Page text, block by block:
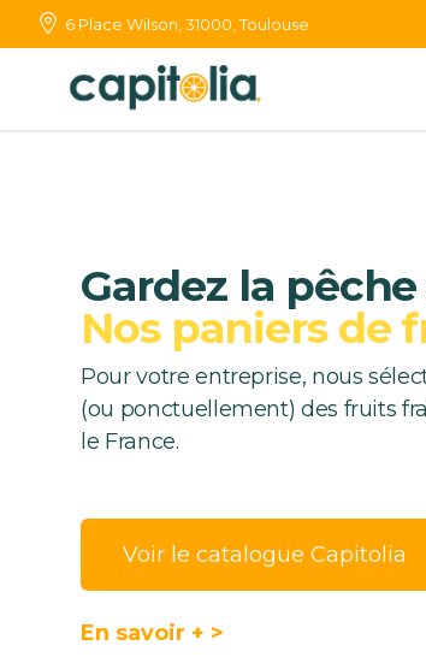
6 Place Wilson, 31000, Toulouse
Gardez la pêche
Nos paniers de
Pour votre entreprise, nous
(ou ponctuellement) des fruits
le France.
Voir le catalogue Capitolia
En savoir + >